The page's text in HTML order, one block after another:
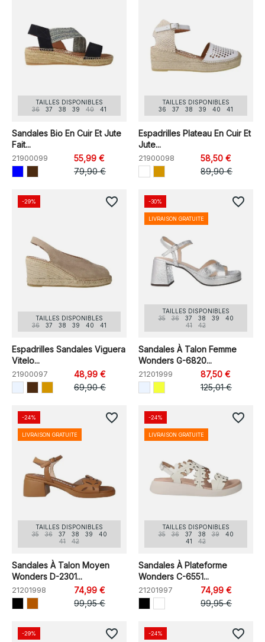
TAILLES DISPONIBLES
36
37 38 39 40 41
Sandales Bio En Cuir Et Jute
Fait...
21900099
55,99 €
79,90 €
TAILLES DISPONIBLES
36
37 38 39 40 41
Espadrilles Plateau En Cuir Et
Jute...
21900098
58,50 €
89,90 €
TAILLES DISPONIBLES
36
37 38 39 40 41
Espadrilles Sandales Viguera
Vitelo...
21900097
48,99 €
69,90 €
-29% favorite_border
TAILLES DISPONIBLES
35
36 37 38 39
40
41
42
Sandales À Talon Femme
Wonders G-6820...
21201999
87,50 €
125,01 €
-30%
LIVRAISON GRATUITE
favorite_border
TAILLES DISPONIBLES
35
36 37 38 39
40
41
42
Sandales À Talon Moyen
Wonders D-2301...
21201998
74,99 €
99,95 €
-24%
LIVRAISON GRATUITE
favorite_border
TAILLES DISPONIBLES
35
36 37 38 39
40
41
42
Sandales À Plateforme
Wonders C-6551...
21201997
74,99 €
99,95 €
-24%
LIVRAISON GRATUITE
favorite_border
-29% favorite_border -24% favorite_border